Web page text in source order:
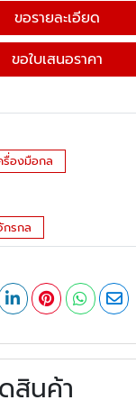
ขอรายละเอียด
ขอใบเสนอราคา
รื่องมือกล
กรกล
สินค้า